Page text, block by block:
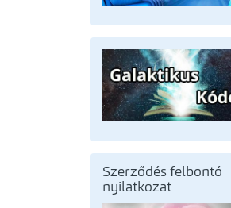
Szerződés felbontó
nyilatkozat